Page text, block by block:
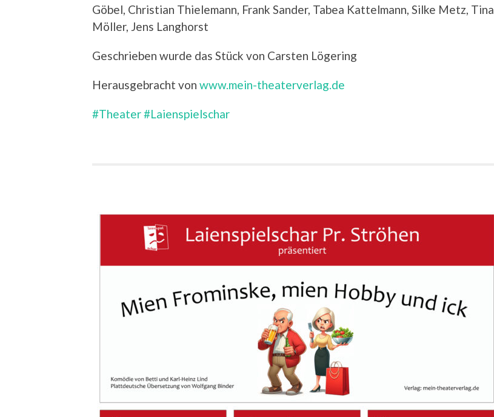
Göbel, Christian Thielemann, Frank Sander, Tabea Kattelmann, Silke Metz, Tina
Möller, Jens Langhorst
Geschrieben wurde das Stück von Carsten Lögering
Herausgebracht von www.mein-theaterverlag.de
#Theater#Laienspielschar